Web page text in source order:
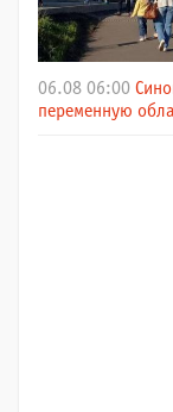
06.08 06:00
переменную